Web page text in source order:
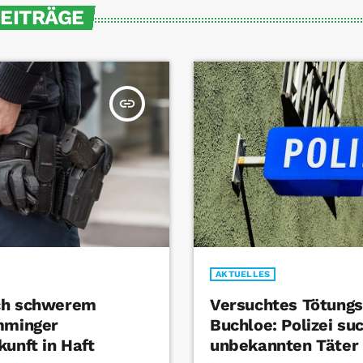
insert_link
schwerem
in Haft
AKTUELLES
Versuchtes
Buchloe: Polizei
unbekannten Täter